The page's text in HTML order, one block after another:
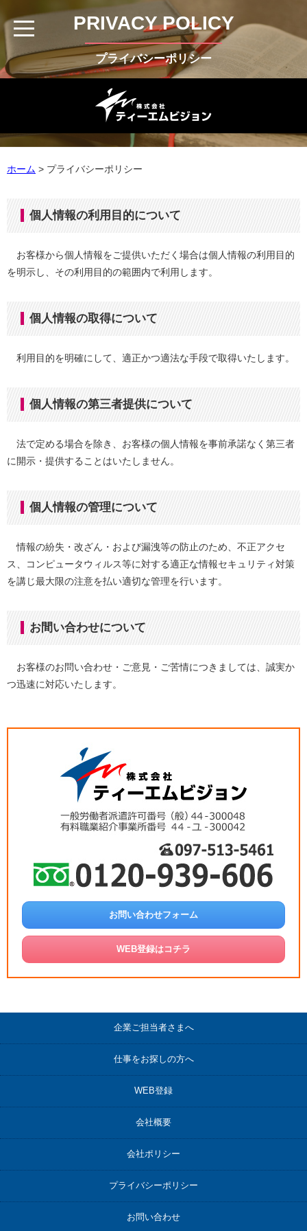
PRIVACY POLICY
プライバシーポリシー
ホーム > プライバシーポリシー
個人情報の利用目的について
お客様から個人情報をご提供いただく場合は個人情報の利用目的
を明示し、その利用目的の範囲内で利用します。
個人情報の取得について
利用目的を明確にして、適正かつ適法な手段で取得いたします。
個人情報の第三者提供について
法で定める場合を除き、お客様の個人情報を事前承諾なく第三者
に開示・提供することはいたしません。
個人情報の管理について
情報の紛失・改ざん・および漏洩等の防止のため、不正アクセ
ス、コンピュータウィルス等に対する適正な情報セキュリティ対策
を講じ最大限の注意を払い適切な管理を行います。
お間い合わせについて
お客様のお問い合わせ・ご意見・ご苦情につきましては、誠実か
つ迅速に対応いたします。
お問い合わせフォーム
WEB登録はコチラ
企業ご担当者さまへ
仕事をお探しの方へ
WEB登録
会社概要
会社ポリシー
プライバシーポリシー
お問い合わせ